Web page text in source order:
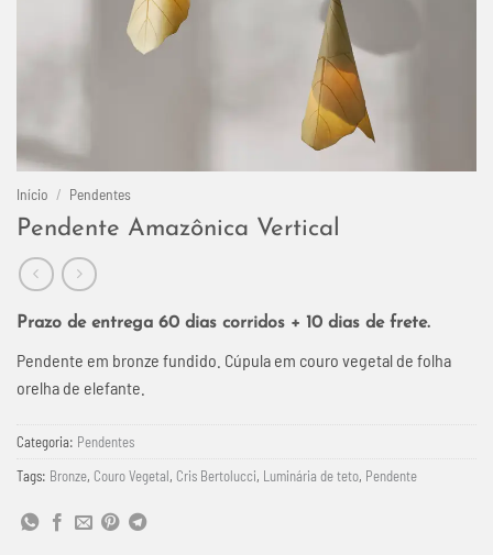
Início / Pendentes
Pendente Amazônica Vertical
Prazo de entrega 60 dias corridos + 10 dias de frete.
Pendente em bronze fundido. Cúpula em couro vegetal de folha
orelha de elefante.
Categoria: Pendentes
Tags: Bronze, Couro Vegetal, Cris Bertolucci, Luminária de teto, Pendente